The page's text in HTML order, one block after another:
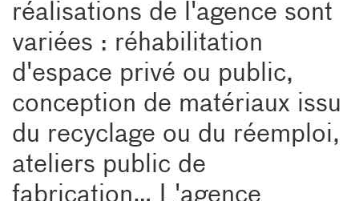
réalisations de l'agence sont
variées : réhabilitation
d'espace privé ou public,
conception de matériaux issu
du recyclage ou du réemploi,
ateliers public de
fabrication… L'agence